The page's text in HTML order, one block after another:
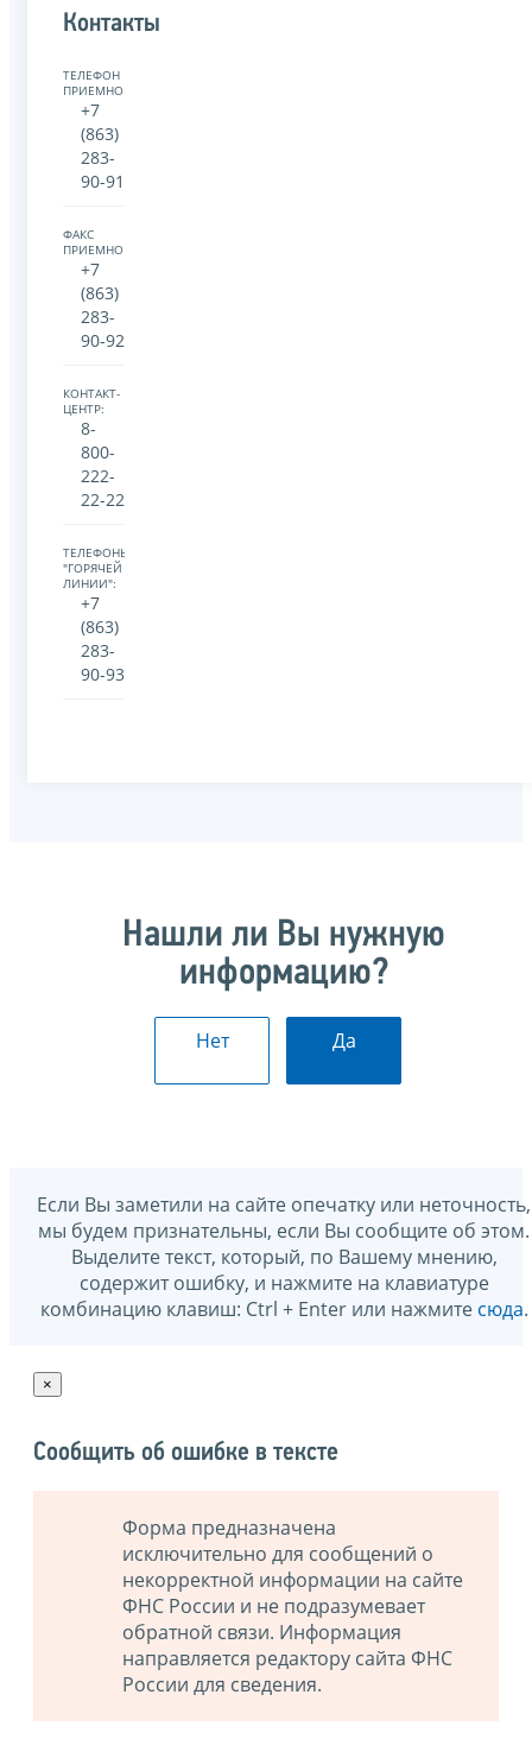
Контакты
ТЕЛЕФОН
ПРИЕМНОЙ:
+7
(863)
283-
90-91
ФАКС
ПРИЕМНОЙ:
+7
(863)
283-
90-92
КОНТАКТ-
ЦЕНТР:
8-
800-
222-
22-22
ТЕЛЕФОНЫ
"ГОРЯЧЕЙ
ЛИНИИ":
+7
(863)
283-
90-93
Нашли ли Вы нужную
информацию?
Нет Да
Если Вы заметили на сайте опечатку или неточность,
мы будем признательны, если Вы сообщите об этом.
Выделите текст, который, по Вашему мнению,
содержит ошибку, и нажмите на клавиатуре
комбинацию клавиш: Ctrl + Enter или нажмите сюда.
×
Сообщить об ошибке в тексте
Форма предназначена
исключительно для сообщений о
некорректной информации на сайте
ФНС России и не подразумевает
обратной связи. Информация
направляется редактору сайта ФНС
России для сведения.